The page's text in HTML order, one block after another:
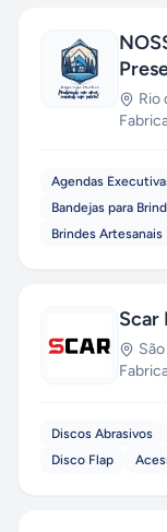
Rio
Agendas
Bandejas para
Brindes Artesanais
Scar
Discos Abrasivos
Disco Flap